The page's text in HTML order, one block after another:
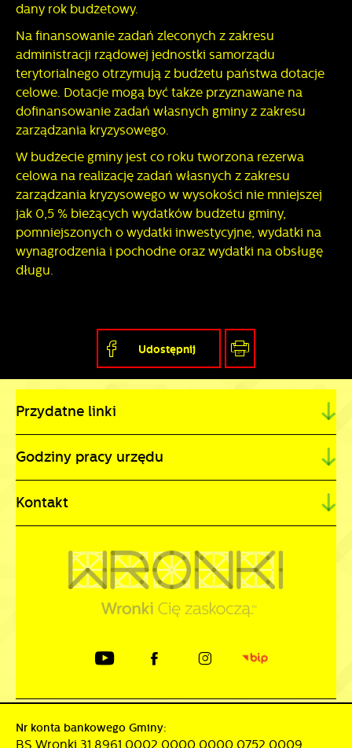
dany rok budżetowy.
Na finansowanie zadań zleconych z zakresu
administracji rządowej jednostki samorządu
terytorialnego otrzymują z budżetu państwa dotacje
celowe. Dotacje mogą być także przyznawane na
dofinansowanie zadań własnych gminy z zakresu
zarządzania kryzysowego.
W budżecie gminy jest co roku tworzona rezerwa
celowa na realizację zadań własnych z zakresu
zarządzania kryzysowego w wysokości nie mniejszej
jak 0,5 % bieżących wydatków budżetu gminy,
pomniejszonych o wydatki inwestycyjne, wydatki na
wynagrodzenia i pochodne oraz wydatki na obsługę
długu.
Udostępnij
Przydatne linki
Godziny pracy urzędu
Kontakt
Nr konta bankowego Gminy:
BS Wronki 31 8961 0002 0000 0000 0752 0009